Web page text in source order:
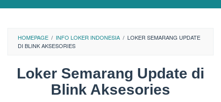
HOMEPAGE / INFO LOKER INDONESIA / LOKER SEMARANG UPDATE
DI BLINK AKSESORIES
Loker Semarang Update di
Blink Aksesories